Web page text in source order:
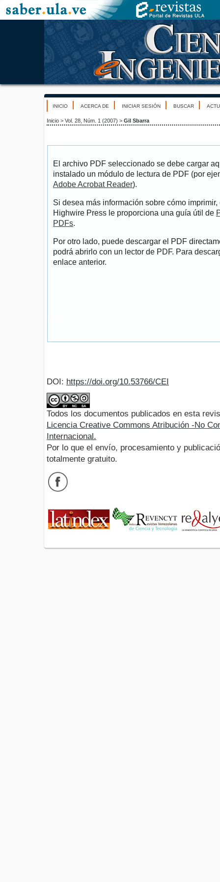
INICIO ACERCA DE INICIAR SESIÓN BUSCAR
Inicio > Vol. 28, Núm. 1 (2007) > Gil Sbarra
El archivo PDF seleccionado se debe cargar
instalado un módulo de lectura de PDF (por
Adobe Acrobat Reader).
Si desea más información sobre cómo
Highwire Press le proporciona una guía útil de
PDFs.
Por otro lado, puede descargar el PDF
podrá abrirlo con un lector de PDF. Para
enlace anterior.
DOI: https://doi.org/10.53766/CEI
Todos los documentos publicados en esta
Licencia Creative Commons Atribución -No
Internacional.
Por lo que el envío, procesamiento y
totalmente gratuito.